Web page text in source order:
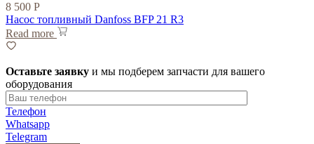
8 500 Р
Насос топливный Danfoss BFP 21 R3
Read more
Оставьте заявку и мы подберем запчасти для вашего
оборудования
Телефон
Whatsapp
Telegram